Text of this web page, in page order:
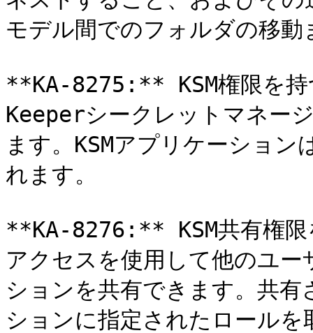
モデル間でのフォルダの移
**KA-8275:** KSM権限を持
Keeperシークレットマネー
ます。KSMアプリケーショ
れます。
**KA-8276:** KSM共有権限
アクセスを使用して他のユー
ションを共有できます。共有
ションに指定されたロールを